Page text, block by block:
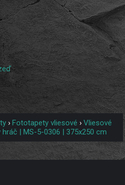
›Fototapety vliesové ›Vliesové
| MS-5-0306 | 375x250 cm